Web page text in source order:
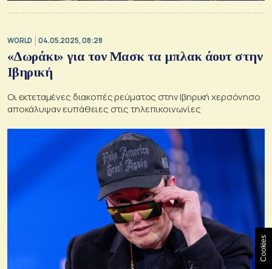
WORLD 04.05.2025, 08:28
«Δωράκι» για τον Μασκ τα μπλακ άουτ στην
Ιβηρική
Οι εκτεταμένες διακοπές ρεύματος στην Ιβηρική χερσόνησο
αποκάλυψαν ευπάθειες στις τηλεπικοινωνίες
Cookies